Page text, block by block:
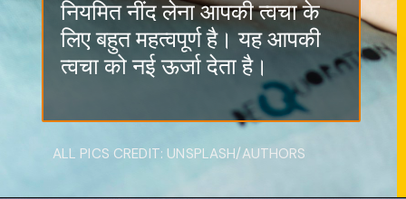
नियमित नींद लेना आपकी त्वचा के
लिए बहुत महत्वपूर्ण है। यह आपकी
त्वचा को नई ऊर्जा देता है।
ALL PICS CREDIT: UNSPLASH/AUTHORS